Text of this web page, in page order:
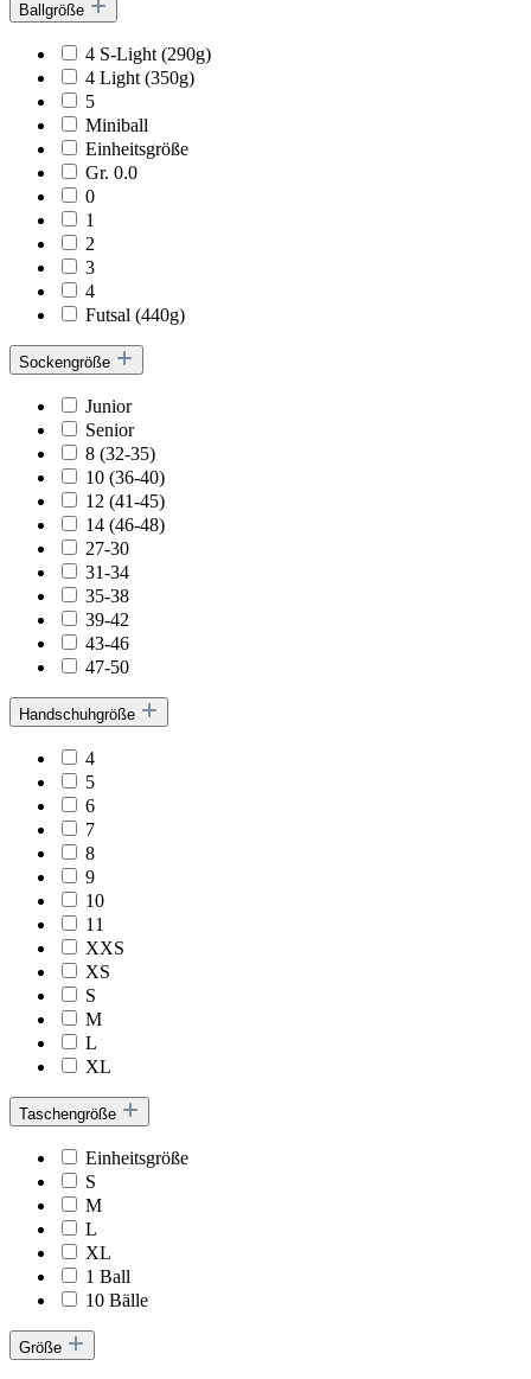
Ballgröße
4 S-Light (290g)
4 Light (350g)
5
Miniball
Einheitsgröße
Gr. 0.0
0
1
2
3
4
Futsal (440g)
Sockengröße
Junior
Senior
8 (32-35)
10 (36-40)
12 (41-45)
14 (46-48)
27-30
31-34
35-38
39-42
43-46
47-50
Handschuhgröße
4
5
6
7
8
9
10
11
XXS
XS
S
M
L
XL
Taschengröße
Einheitsgröße
S
M
L
XL
1 Ball
10 Bälle
Größe